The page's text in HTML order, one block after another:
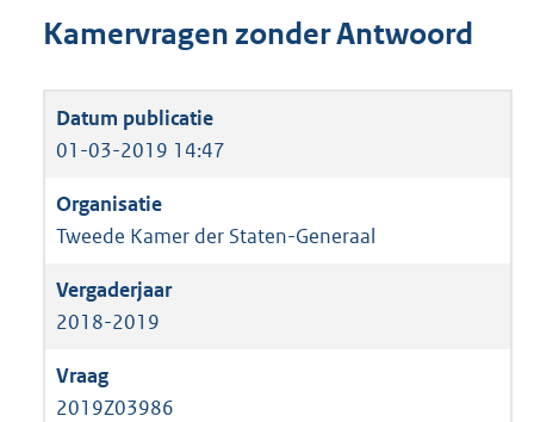
Kamervragen zonder Antwoord
01-03-2019 14:47
Tweede Kamer der Staten-Generaal
2018-2019
2019Z03986